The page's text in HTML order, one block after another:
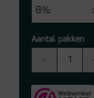
Aantal pakken
Vivafloors
Bologna
Click